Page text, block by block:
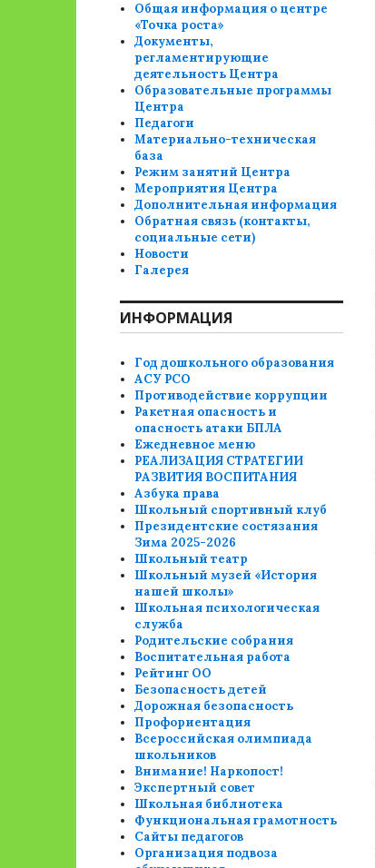
Общая информация о центре
«Точка роста»
Документы,
регламентирующие
деятельность Центра
Образовательные программы
Центра
Педагоги
Материально-техническая
база
Режим занятий Центра
Мероприятия Центра
Дополнительная информация
Обратная связь (контакты,
социальные сети)
Новости
Галерея
ИНФОРМАЦИЯ
Год дошкольного образования
АСУ РСО
Противодействие коррупции
Ракетная опасность и
опасность атаки БПЛА
Ежедневное меню
РЕАЛИЗАЦИЯ СТРАТЕГИИ
РАЗВИТИЯ ВОСПИТАНИЯ
Азбука права
Школьный спортивный клуб
Президентские состязания
Зима 2025-2026
Школьный театр
Школьный музей «История
нашей школы»
Школьная психологическая
служба
Родительские собрания
Воспитательная работа
Рейтинг ОО
Безопасность детей
Дорожная безопасность
Профориентация
Всероссийская олимпиада
школьников
Внимание! Наркопост!
Экспертный совет
Школьная библиотека
Функциональная грамотность
Сайты педагогов
Организация подвоза